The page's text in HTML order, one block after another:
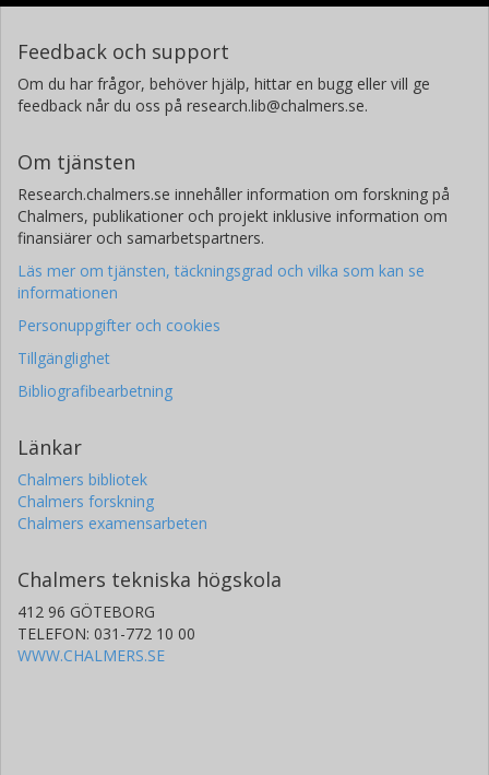
Feedback och support
Om du har frågor, behöver hjälp, hittar en bugg eller vill ge
feedback når du oss på research.lib@chalmers.se.
Om tjänsten
Research.chalmers.se innehåller information om forskning på
Chalmers, publikationer och projekt inklusive information om
finansiärer och samarbetspartners.
Läs mer om tjänsten, täckningsgrad och vilka som kan se
informationen
Personuppgifter och cookies
Tillgänglighet
Bibliografibearbetning
Länkar
Chalmers bibliotek
Chalmers forskning
Chalmers examensarbeten
Chalmers tekniska högskola
412 96 GÖTEBORG
TELEFON: 031-772 10 00
WWW.CHALMERS.SE